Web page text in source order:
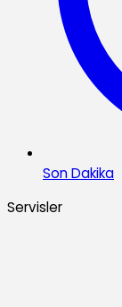
Son Dakika
Servisler